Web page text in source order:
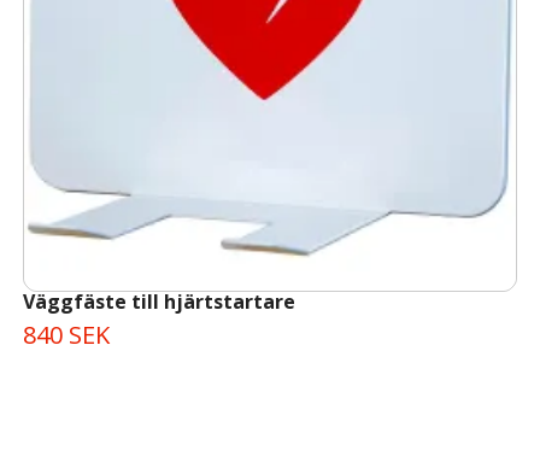
Väggfäste till hjärtstartare
840 SEK